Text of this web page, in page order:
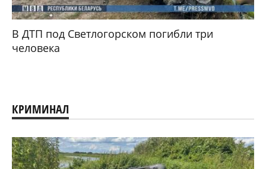
В ДТП под Светлогорском погибли три
человека
КРИМИНАЛ